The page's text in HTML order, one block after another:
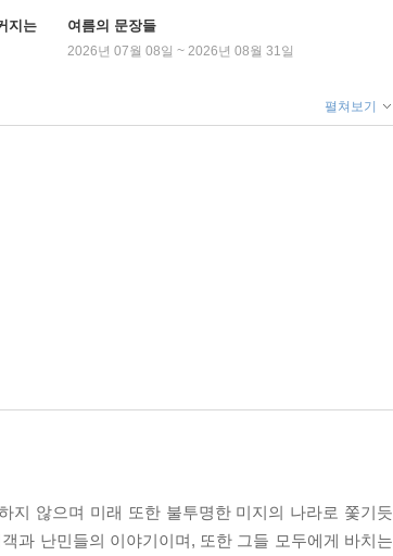
지는
여름의 문장들
2026년 07월 08일 ~ 2026년 08월 31일
펼쳐보기
지 않으며 미래 또한 불투명한 미지의 나라로 쫓기듯
과 난민들의 이야기이며, 또한 그들 모두에게 바치는